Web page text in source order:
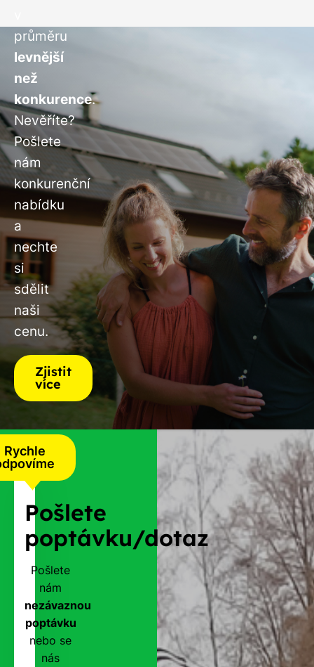
průměru
levnější
než
konkurence.
Nevěříte?
Pošlete
nám
konkurenční
nabídku
a
nechte
si
sdělit
naši
cenu.
Zjistit
více
Rychle
Pošlete
poptávku/dotaz
Pošlete
nám
nezávaznou
poptávku
nebo se
nás